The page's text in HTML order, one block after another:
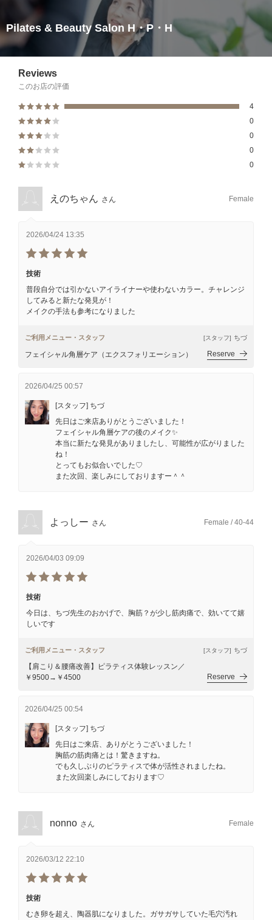
Pilates & Beauty Salon H・P・H
Reviews
このお店の評価
4
0
0
0
0
えのちゃん さん Female
2026/04/24 13:35
技術
普段自分では引かないアイライナーや使わないカラー。チャレンジ
してみると新たな発見が！
メイクの手法も参考になりました
ご利用メニュー・スタッフ [スタッフ] ちづ
フェイシャル角層ケア（エクスフォリエーション） Reserve
2026/04/25 00:57
[スタッフ] ちづ
先日はご来店ありがとうございました！
フェイシャル角層ケアの後のメイク✨
本当に新たな発見がありましたし、可能性が広がりました
ね！
とってもお似合いでした♡
また次回、楽しみにしておりますー＾＾
よっしー さん Female / 40-44
2026/04/03 09:09
技術
今日は、ちづ先生のおかげで、胸筋？が少し筋肉痛で、効いてて嬉
しいです
ご利用メニュー・スタッフ [スタッフ] ちづ
【肩こり＆腰痛改善】ピラティス体験レッスン／
￥9500→￥4500
Reserve
2026/04/25 00:54
[スタッフ] ちづ
先日はご来店、ありがとうございました！
胸筋の筋肉痛とは！驚きますね。
でも久しぶりのピラティスで体が活性されましたね。
また次回楽しみにしております♡
nonno さん Female
2026/03/12 22:10
技術
むき卵を超え、陶器肌になりました。ガサガサしていた毛穴汚れ